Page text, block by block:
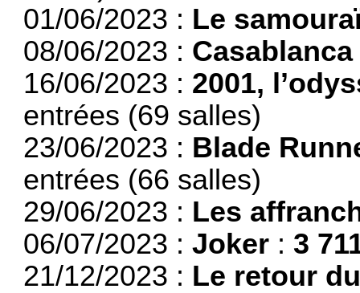
01/06/2023 : Le
08/06/2023 : Casablanca
16/06/2023 : 2001,
entrées (69 salles)
23/06/2023 : Blade
entrées (66 salles)
29/06/2023 : Les
06/07/2023 :Joker : 3
21/12/2023 : Le retour